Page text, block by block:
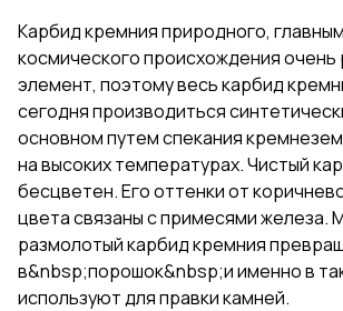
Карбид кремния природного,
космического происхождения очень
элемент, поэтому весь карбид
сегодня производиться
основном путем спекания
на высоких температурах. Чистый
бесцветен. Его оттенки от
цвета связаны с примесями железа.
размолотый карбид кремния
в&nbsp;порошок&nbsp;и именно в
используют для правки камней.